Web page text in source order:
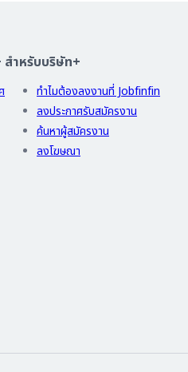
สำหรับบริษัท+
ทำไมต้องลงงานที่ Jobfinfin
ลงประกาศรับสมัครงาน
ค้นหาผู้สมัครงาน
ลงโฆษณา